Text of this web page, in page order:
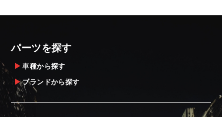
パーツを探す
車種から探す
ブランドから探す